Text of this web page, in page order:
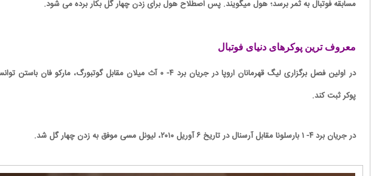
مسابقه فوتبال به ثمر برسد؛ هول میگویند. پس اصطلاح هول برای زدن چهار گل بکار برده می شود.
معروف ترین پوکرهای دنیای فوتبال
در اولین فصل برگزاری لیگ قهرمانان اروپا در جریان برد ۴- ۰ آث میلان مقابل گوتبورگ، مارکو فان باستن
پوکر ثبت کند.
در جریان برد ۴- ۱ بارسلونا مقابل آرسنال در تاریخ ۶ آوریل ۲۰۱۰، لیونل مسی موفق به زدن چهار گل شد.